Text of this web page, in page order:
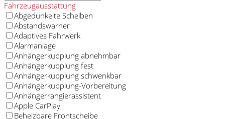
Fahrzeugausstattung
Abgedunkelte Scheiben
Abstandswarner
Adaptives Fahrwerk
Alarmanlage
Anhängerkupplung abnehmbar
Anhängerkupplung fest
Anhängerkupplung schwenkbar
Anhängerkupplung-Vorbereitung
Anhängerrangierassistent
Apple CarPlay
Beheizbare Frontscheibe